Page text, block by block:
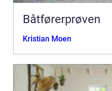
Båtførerprøven
Kristian Moen